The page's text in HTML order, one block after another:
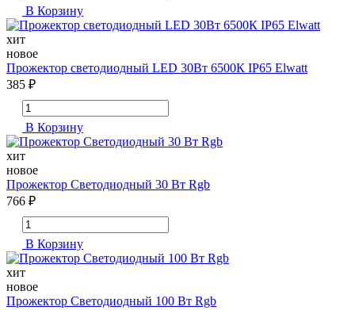
В Корзину
хит
новое
Прожектор светодиодный LED 30Вт 6500К IP65 Elwatt
385 ₽
В Корзину
хит
новое
Прожектор Светодиодный 30 Вт Rgb
766 ₽
В Корзину
хит
новое
Прожектор Светодиодный 100 Вт Rgb